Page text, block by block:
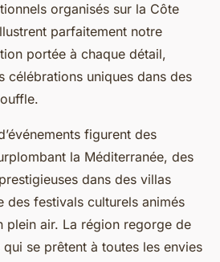
organisés sur la Côte
parfaitement notre
portée à chaque détail,
célébrations uniques dans des
figurent des
la Méditerranée, des
dans des villas
des festivals culturels animés
plein air. La région regorge de
se prêtent à toutes les envies